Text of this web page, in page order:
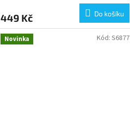
449 Kč Do košíku
Novinka Kód: S6877